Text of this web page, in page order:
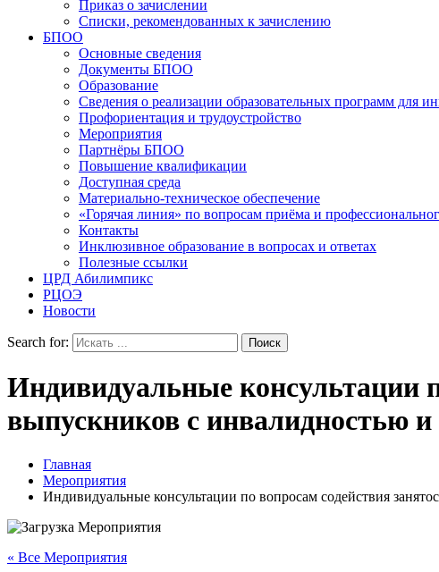
Приказ о зачислении
Списки, рекомендованных к зачислению
БПОО
Основные сведения
Документы БПОО
Образование
Сведения о реализации образовательных программ для
Профориентация и трудоустройство
Мероприятия
Партнёры БПОО
Повышение квалификации
Доступная среда
Материально-техническое обеспечение
«Горячая линия» по вопросам приёма и
Контакты
Инклюзивное образование в вопросах и ответах
Полезные ссылки
ЦРД Абилимпикс
РЦОЭ
Новости
Search for:
Индивидуальные консультации
выпускников с инвалидностью
Главная
Мероприятия
Индивидуальные консультации по вопросам содействия
« Все Мероприятия